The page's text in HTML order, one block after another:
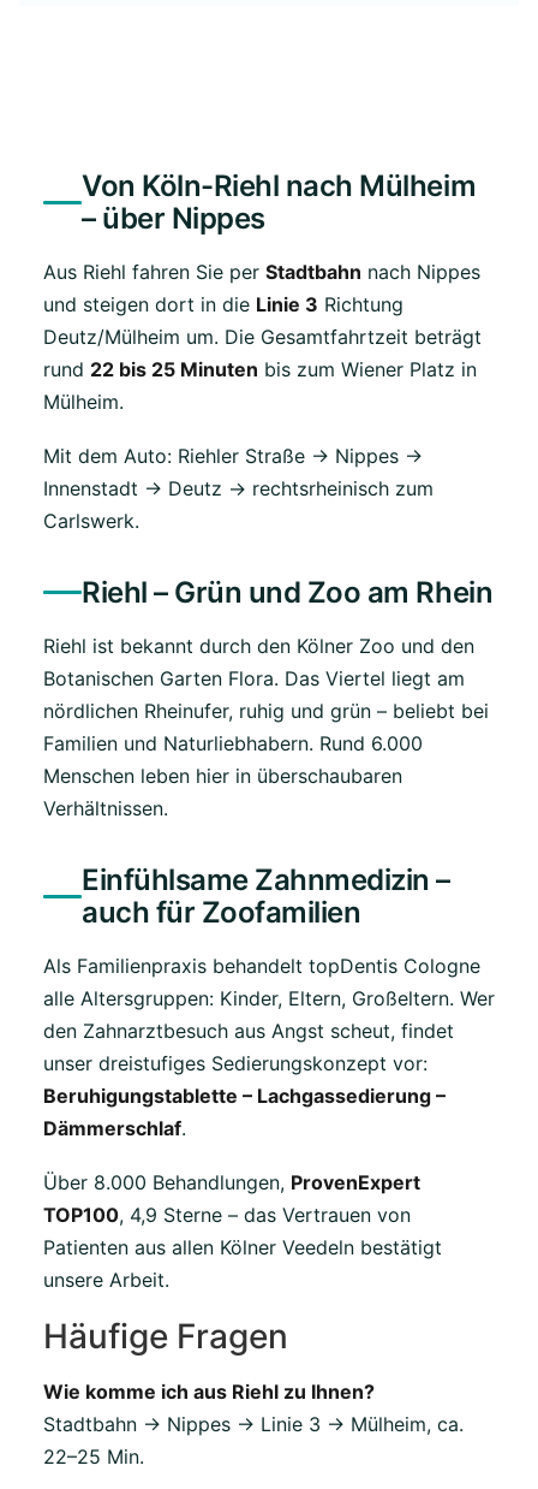
Von Köln-Riehl nach Mülheim
– über Nippes
Aus Riehl fahren Sie per Stadtbahn nach Nippes
und steigen dort in die Linie 3 Richtung
Deutz/Mülheim um. Die Gesamtfahrtzeit beträgt
rund 22 bis 25 Minuten bis zum Wiener Platz in
Mülheim.
Mit dem Auto: Riehler Straße → Nippes →
Innenstadt → Deutz → rechtsrheinisch zum
Carlswerk.
Riehl – Grün und Zoo am Rhein
Riehl ist bekannt durch den Kölner Zoo und den
Botanischen Garten Flora. Das Viertel liegt am
nördlichen Rheinufer, ruhig und grün – beliebt bei
Familien und Naturliebhabern. Rund 6.000
Menschen leben hier in überschaubaren
Verhältnissen.
Einfühlsame Zahnmedizin –
auch für Zoofamilien
Als Familienpraxis behandelt topDentis Cologne
alle Altersgruppen: Kinder, Eltern, Großeltern. Wer
den Zahnarztbesuch aus Angst scheut, findet
unser dreistufiges Sedierungskonzept vor:
Beruhigungstablette – Lachgassedierung –
Dämmerschlaf.
Über 8.000 Behandlungen, ProvenExpert
TOP100, 4,9 Sterne – das Vertrauen von
Patienten aus allen Kölner Veedeln bestätigt
unsere Arbeit.
Häufige Fragen
Wie komme ich aus Riehl zu Ihnen?
Stadtbahn → Nippes → Linie 3 → Mülheim, ca.
22–25 Min.